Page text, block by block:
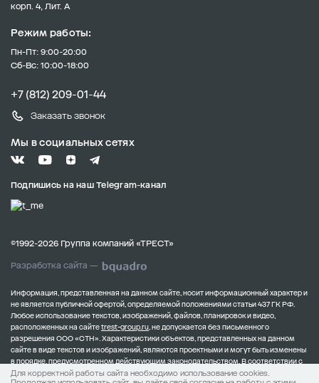
корп. 4, Лит. А
Режим работы:
Пн-Пт: 9:00-20:00
Сб-Вс: 10:00-18:00
+7 (812) 209-01-44
Заказать звонок
Мы в социальных сетях
Подпишись на наш Telegram-канал
©1992-2026 Группа компаний «ТРЕСТ»
Разработка сайта —
Информация, представленная на данном сайте, носит информационный характер и
не является публичной офертой, определяемой положениями статьи 437 ГК РФ.
Любое использование текстов, изображений, файлов, планировок и видео,
расположенных на сайтеtrest-group.ru, не допускается без письменного
разрешения ООО «СТН».Характеристики объектов, представленных на данном
сайте в виде текстов и изображений, являются проектными и могут быть изменены
в порядке, предусмотренном действующим законодательством.В соответствии с
Федеральным законом от 30.12.2004 № 214-ФЗ, полная информация о застройщике
Для корректной работы сайта необходимо использование cookies.